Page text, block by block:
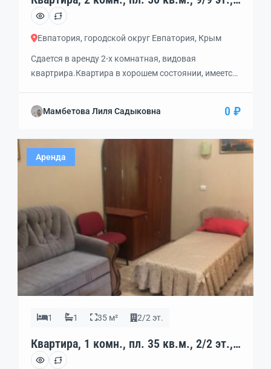
код: 402485
Евпатория, городской округ Евпатория, Крым
Сдается в аренду 2-х комнатная, видовая
квартрира.Квартира в хорошем состоянии, имеется
развязка.Можно с детками и животными.Цена с
Мамбетова Лиля Садыковна 0 ₽
Аренда
1 1 35 м² 2/2 эт.
Квартира, 1 комн., пл. 35 кв.м., 2/2 эт.,
код: 342798